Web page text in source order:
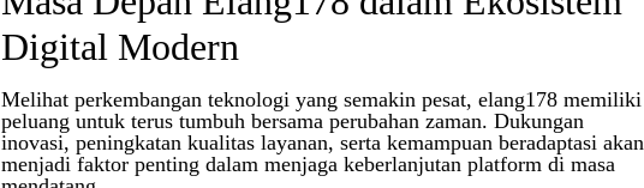
Digital Modern
Melihat perkembangan teknologi yang semakin pesat, elang178 memiliki
peluang untuk terus tumbuh bersama perubahan zaman. Dukungan
inovasi, peningkatan kualitas layanan, serta kemampuan beradaptasi akan
menjadi faktor penting dalam menjaga keberlanjutan platform di masa